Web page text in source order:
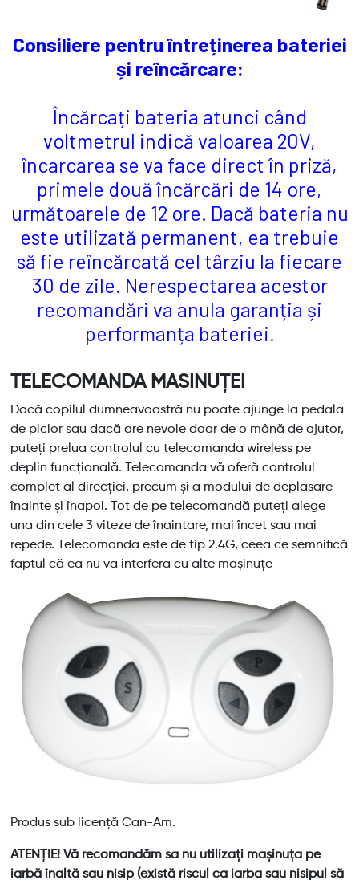
Consiliere pentru întreținerea bateriei
și reîncărcare:
Încărcați bateria atunci când
voltmetrul indică valoarea 20V,
încarcarea se va face direct în priză,
primele două încărcări de 14 ore,
următoarele de 12 ore. Dacă bateria nu
este utilizată permanent, ea trebuie
să fie reîncărcată cel târziu la fiecare
30 de zile. Nerespectarea acestor
recomandări va anula garanția și
performanța bateriei.
TELECOMANDA MAȘINUȚEI
Dacă copilul dumneavoastră nu poate ajunge la pedala
de picior sau dacă are nevoie doar de o mână de ajutor,
puteți prelua controlul cu telecomanda wireless pe
deplin funcțională. Telecomanda vă oferă controlul
complet al direcției, precum și a modului de deplasare
înainte și înapoi. Tot de pe telecomandă puteți alege
una din cele 3 viteze de înaintare, mai încet sau mai
repede. Telecomanda este de tip 2.4G, ceea ce semnifică
faptul că ea nu va interfera cu alte mașinuțe
Produs sub licență Can-Am.
ATENȚIE! Vă recomandăm sa nu utilizați mașinuța pe
iarbă înaltă sau nisip (există riscul ca iarba sau nisipul să